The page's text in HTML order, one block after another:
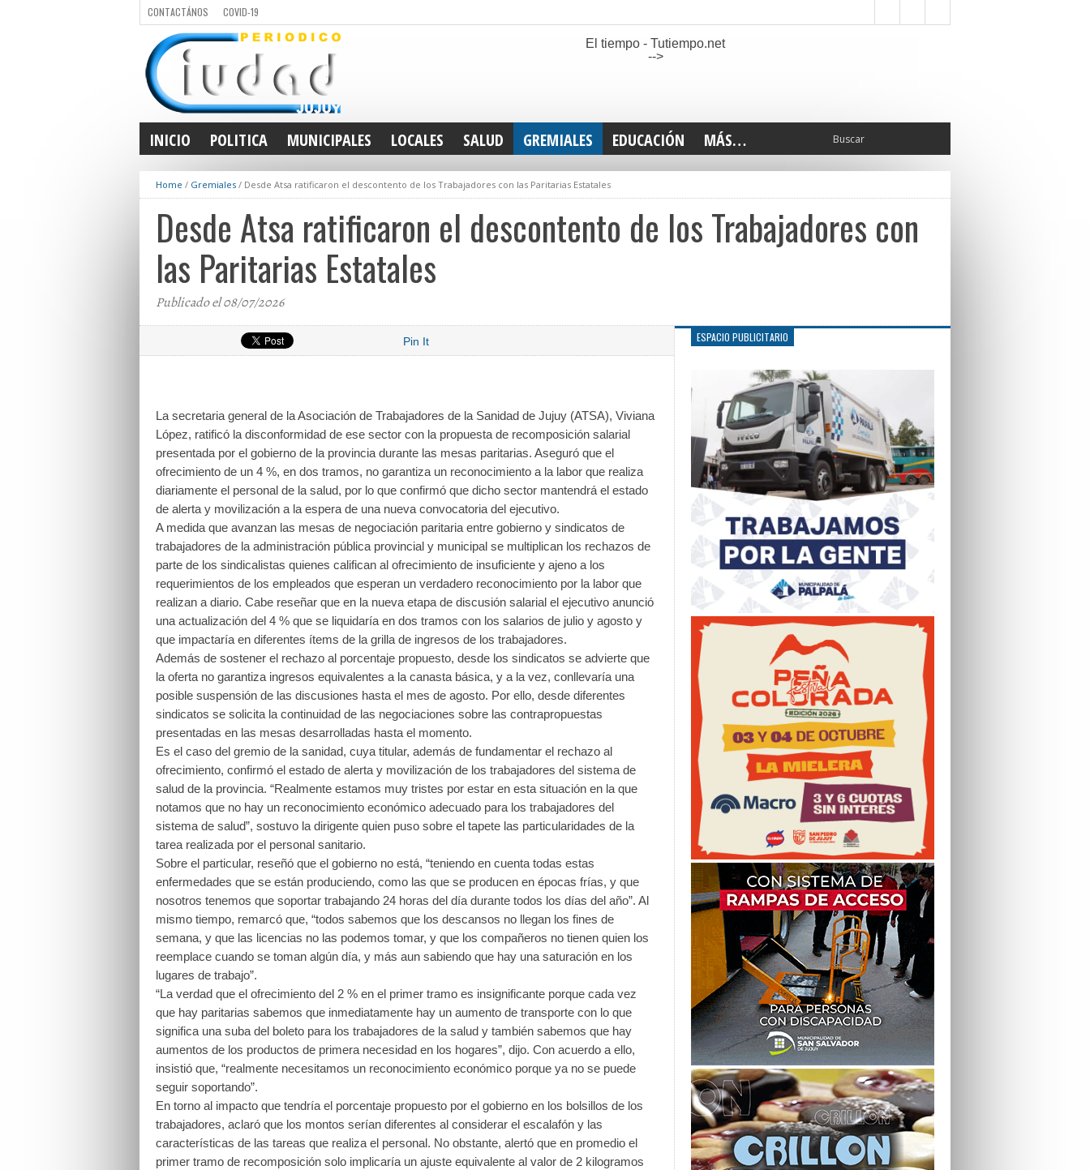
CONTACTÁNOS COVID-19
El tiempo - Tutiempo.net
-->
INICIO POLITICA MUNICIPALES LOCALES SALUD GREMIALES EDUCACIÓN MÁS…
INTERIOR
DEPORTES
ELECCIONES 2025
LEGISLATIVO
Home / Gremiales / Desde Atsa ratificaron el descontento de los Trabajadores con las Paritarias Estatales
Desde Atsa ratificaron el descontento de los Trabajadores con
las Paritarias Estatales
Publicado el 08/07/2026
Pin It
La secretaria general de la Asociación de Trabajadores de la Sanidad de Jujuy (ATSA), Viviana
López, ratificó la disconformidad de ese sector con la propuesta de recomposición salarial
presentada por el gobierno de la provincia durante las mesas paritarias. Aseguró que el
ofrecimiento de un 4 %, en dos tramos, no garantiza un reconocimiento a la labor que realiza
diariamente el personal de la salud, por lo que confirmó que dicho sector mantendrá el estado
de alerta y movilización a la espera de una nueva convocatoria del ejecutivo.
A medida que avanzan las mesas de negociación paritaria entre gobierno y sindicatos de
trabajadores de la administración pública provincial y municipal se multiplican los rechazos de
parte de los sindicalistas quienes califican al ofrecimiento de insuficiente y ajeno a los
requerimientos de los empleados que esperan un verdadero reconocimiento por la labor que
realizan a diario. Cabe reseñar que en la nueva etapa de discusión salarial el ejecutivo anunció
una actualización del 4 % que se liquidaría en dos tramos con los salarios de julio y agosto y
que impactaría en diferentes ítems de la grilla de ingresos de los trabajadores.
Además de sostener el rechazo al porcentaje propuesto, desde los sindicatos se advierte que
la oferta no garantiza ingresos equivalentes a la canasta básica, y a la vez, conllevaría una
posible suspensión de las discusiones hasta el mes de agosto. Por ello, desde diferentes
sindicatos se solicita la continuidad de las negociaciones sobre las contrapropuestas
presentadas en las mesas desarrolladas hasta el momento.
Es el caso del gremio de la sanidad, cuya titular, además de fundamentar el rechazo al
ofrecimiento, confirmó el estado de alerta y movilización de los trabajadores del sistema de
salud de la provincia. “Realmente estamos muy tristes por estar en esta situación en la que
notamos que no hay un reconocimiento económico adecuado para los trabajadores del
sistema de salud”, sostuvo la dirigente quien puso sobre el tapete las particularidades de la
tarea realizada por el personal sanitario.
Sobre el particular, reseñó que el gobierno no está, “teniendo en cuenta todas estas
enfermedades que se están produciendo, como las que se producen en épocas frías, y que
nosotros tenemos que soportar trabajando 24 horas del día durante todos los días del año”. Al
mismo tiempo, remarcó que, “todos sabemos que los descansos no llegan los fines de
semana, y que las licencias no las podemos tomar, y que los compañeros no tienen quien los
reemplace cuando se toman algún día, y más aun sabiendo que hay una saturación en los
lugares de trabajo”.
“La verdad que el ofrecimiento del 2 % en el primer tramo es insignificante porque cada vez
que hay paritarias sabemos que inmediatamente hay un aumento de transporte con lo que
significa una suba del boleto para los trabajadores de la salud y también sabemos que hay
aumentos de los productos de primera necesidad en los hogares”, dijo. Con acuerdo a ello,
insistió que, “realmente necesitamos un reconocimiento económico porque ya no se puede
seguir soportando”.
En torno al impacto que tendría el porcentaje propuesto por el gobierno en los bolsillos de los
trabajadores, aclaró que los montos serían diferentes al considerar el escalafón y las
características de las tareas que realiza el personal. No obstante, alertó que en promedio el
primer tramo de recomposición solo implicaría un ajuste equivalente al valor de 2 kilogramos
ESPACIO PUBLICITARIO